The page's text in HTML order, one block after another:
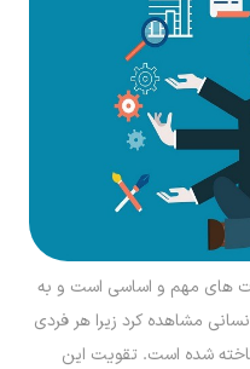
های مهم و اساسی است و به
مشاهده کرد زیرا هر فردی
شده است. تقویت این